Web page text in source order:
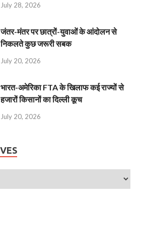
July 28, 2026
जंतर-मंतर पर छात्रों-युवाओं के आंदोलन से
निकलते कुछ जरूरी सबक
July 20, 2026
भारत-अमेरिका FTA के खिलाफ कई राज्यों से
हजारों किसानों का दिल्ली कूच
July 20, 2026